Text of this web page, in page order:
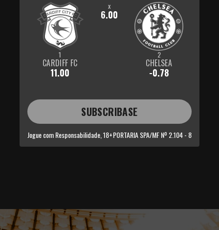
1
CARDIFF FC
11.00
x
6.00
2
CHELSEA
-0.78
SUBSCRIBASE
Jogue com Responsabilidade, 18+PORTARIA SPA/MF Nº 2.104 - 8